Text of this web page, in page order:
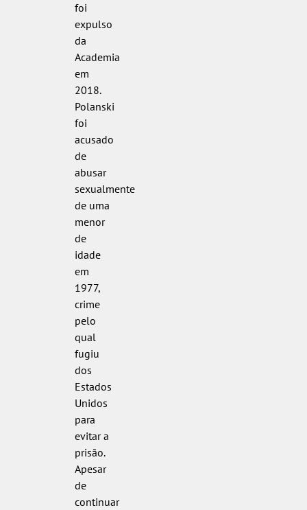
foi
expulso
da
Academia
em
2018.
Polanski
foi
acusado
de
abusar
sexualmente
de uma
menor
de
idade
em
1977,
crime
pelo
qual
fugiu
dos
Estados
Unidos
para
evitar a
prisão.
Apesar
de
continuar